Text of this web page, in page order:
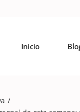
Inicio